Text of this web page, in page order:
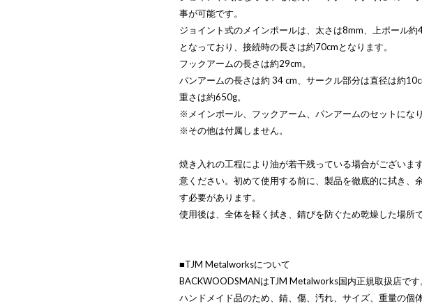
事が可能です。
ジョイント式のメインポールは、太さは8mm、上ポール
となっており、接続時の長さは約70cmとなります。
フックアームの長さは約29cm。
パンアームの長さは約 34 cm、サークル部分は直径は約
重さは約650g。
※メインポール、フックアーム、パンアームのセットになり
※その他は付属しません。
焼き入れの工程により油が若干残っている場合がございま
意ください。初めて使用する前に、製品を徹底的に拭き、
す必要があります。
使用後は、全体を軽く拭き、錆びを防ぐため乾燥した場所
■TJM Metalworksについて
BACKWOODSMANはTJM Metalworks国内正規取扱店です
ハンドメイド品のため、錆、傷、汚れ、サイズ、重量の個